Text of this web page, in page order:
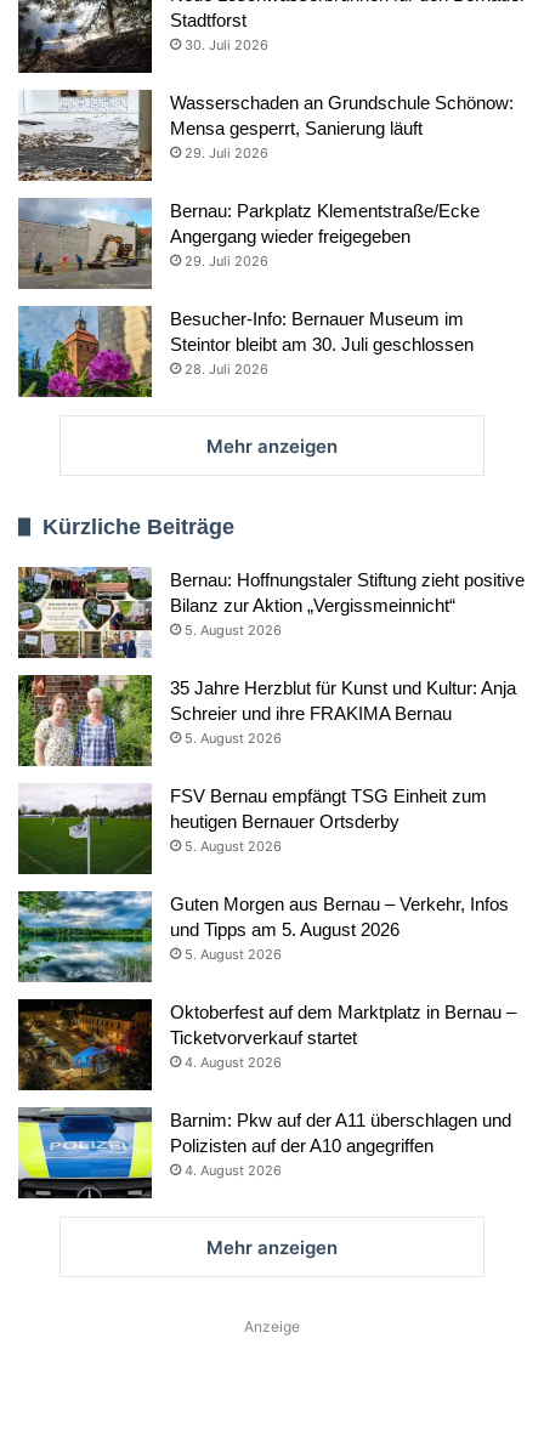
Stadtforst
30. Juli 2026
Wasserschaden an Grundschule Schönow:
Mensa gesperrt, Sanierung läuft
29. Juli 2026
Bernau: Parkplatz Klementstraße/Ecke
Angergang wieder freigegeben
29. Juli 2026
Besucher-Info: Bernauer Museum im
Steintor bleibt am 30. Juli geschlossen
28. Juli 2026
Mehr anzeigen
Kürzliche Beiträge
Bernau: Hoffnungstaler Stiftung zieht positive
Bilanz zur Aktion „Vergissmeinnicht“
5. August 2026
35 Jahre Herzblut für Kunst und Kultur: Anja
Schreier und ihre FRAKIMA Bernau
5. August 2026
FSV Bernau empfängt TSG Einheit zum
heutigen Bernauer Ortsderby
5. August 2026
Guten Morgen aus Bernau – Verkehr, Infos
und Tipps am 5. August 2026
5. August 2026
Oktoberfest auf dem Marktplatz in Bernau –
Ticketvorverkauf startet
4. August 2026
Barnim: Pkw auf der A11 überschlagen und
Polizisten auf der A10 angegriffen
4. August 2026
Mehr anzeigen
Anzeige